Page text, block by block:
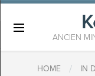
ANCIEN
HOME / IN